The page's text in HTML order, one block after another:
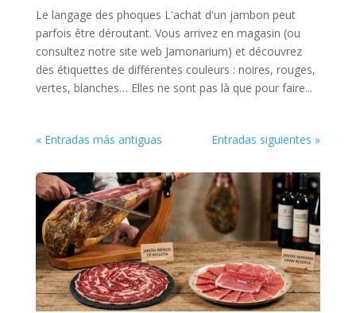
Le langage des phoques L'achat d'un jambon peut
parfois être déroutant. Vous arrivez en magasin (ou
consultez notre site web Jamonarium) et découvrez
des étiquettes de différentes couleurs : noires, rouges,
vertes, blanches… Elles ne sont pas là que pour faire...
« Entradas más antiguas Entradas siguientes »